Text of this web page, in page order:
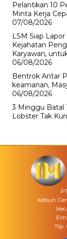
Pelantikan 10
Minta Kerja
07/08/2026
LSM Siap
Kejahatan
Karyawan,
06/08/2026
Bentrok Antar
keamanan,
06/08/2026
3 Minggu Batal
Lobster Tak
Kebun
Tlp: